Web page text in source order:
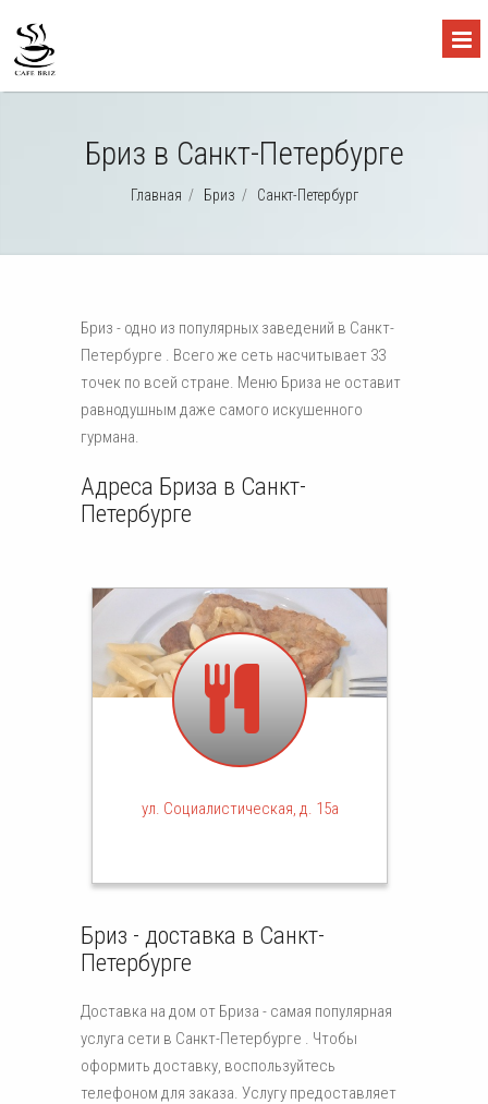
Бриз в Санкт-Петербурге
Главная / Бриз / Санкт-Петербург
Бриз - одно из популярных заведений в Санкт-
Петербурге . Всего же сеть насчитывает 33
точек по всей стране. Меню Бриза не оставит
равнодушным даже самого искушенного
гурмана.
Адреса Бриза в Санкт-
Петербурге
ул. Социалистическая, д. 15а
Бриз - доставка в Санкт-
Петербурге
Доставка на дом от Бриза - самая популярная
услуга сети в Санкт-Петербурге . Чтобы
оформить доставку, воспользуйтесь
телефоном для заказа. Услугу предоставляет